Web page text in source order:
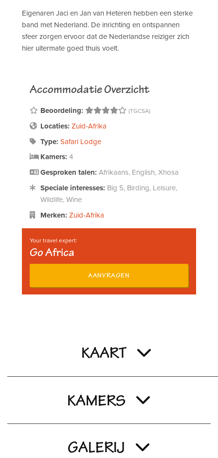
Eigenaren Jaci en Jan van Heteren hebben een sterke
band met Nederland. De inrichting en ontspannen
sfeer zorgen ervoor dat de Nederlandse reiziger zich
hier uitermate goed thuis voelt.
Accommodatie Overzicht
Beoordeling: (TGCSA)
Locaties: Zuid-Afrika
Type: Safari Lodge
Kamers: 4
Gesproken talen: Afrikaans, English, Xhosa
Speciale interesses: Big 5, Birding, Leisure,
Wildlife, Wine
Merken: Zuid-Afrika
Your travel expert:
Go Africa
AANVRAGEN
KAART
KAMERS
GALERIJ